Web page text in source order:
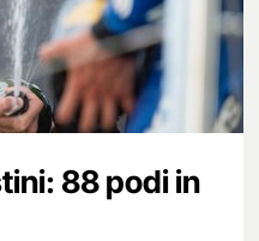
88 podi in